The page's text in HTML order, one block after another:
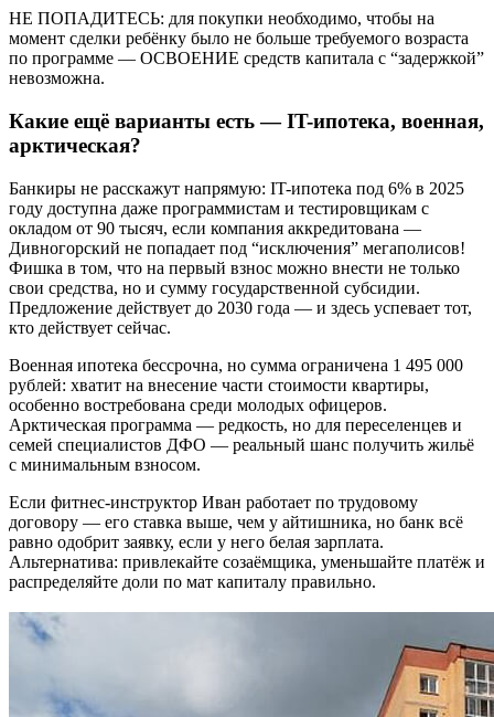
НЕ ПОПАДИТЕСЬ: для покупки необходимо, чтобы на
момент сделки ребёнку было не больше требуемого возраста
по программе — ОСВОЕНИЕ средств капитала с “задержкой”
невозможна.
Какие ещё варианты есть — IT-ипотека, военная,
арктическая?
Банкиры не расскажут напрямую: IT-ипотека под 6% в 2025
году доступна даже программистам и тестировщикам с
окладом от 90 тысяч, если компания аккредитована —
Дивногорский не попадает под “исключения” мегаполисов!
Фишка в том, что на первый взнос можно внести не только
свои средства, но и сумму государственной субсидии.
Предложение действует до 2030 года — и здесь успевает тот,
кто действует сейчас.
Военная ипотека бессрочна, но сумма ограничена 1 495 000
рублей: хватит на внесение части стоимости квартиры,
особенно востребована среди молодых офицеров.
Арктическая программа — редкость, но для переселенцев и
семей специалистов ДФО — реальный шанс получить жильё
с минимальным взносом.
Если фитнес-инструктор Иван работает по трудовому
договору — его ставка выше, чем у айтишника, но банк всё
равно одобрит заявку, если у него белая зарплата.
Альтернатива: привлекайте созаёмщика, уменьшайте платёж и
распределяйте доли по мат капиталу правильно.